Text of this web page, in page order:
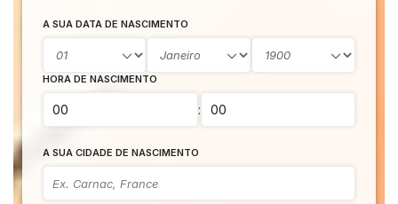
A SUA DATA DE NASCIMENTO
HORA DE NASCIMENTO
:
A SUA CIDADE DE NASCIMENTO